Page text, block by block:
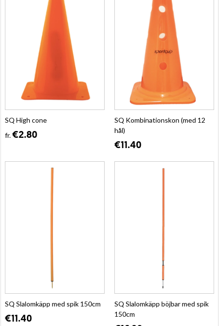
SQ High cone
fr.€2.80
SQ Kombinationskon (med 12
hål)
€11.40
SQ Slalomkäpp med spik 150cm
€11.40
SQ Slalomkäpp böjbar med spik
150cm